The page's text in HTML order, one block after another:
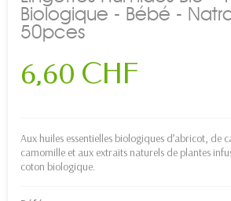
Biologique - Bébé -
50pces
6,60 CHF
Aux huiles essentielles biologiques d’abricot, de
camomille et aux extraits naturels de plantes
coton biologique.